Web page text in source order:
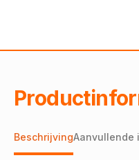
BeschrijvingAanvullende